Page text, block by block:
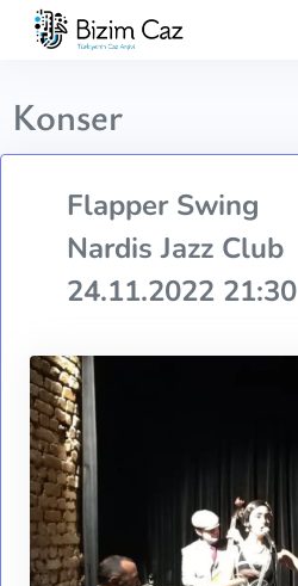
Konser
Flapper Swing
Nardis Jazz Club
24.11.2022 21:30